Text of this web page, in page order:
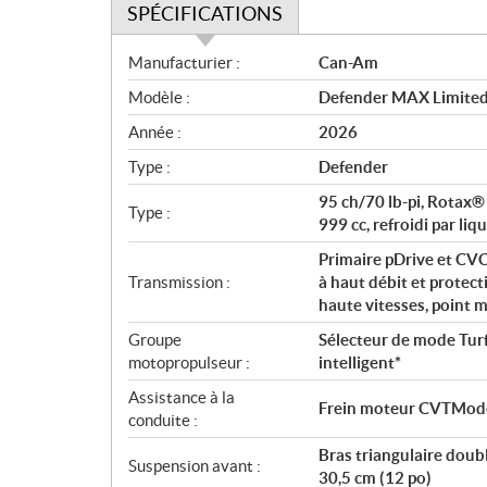
SPÉCIFICATIONS
S
p
é
c
i
f
i
t
o
n
s
Manufacturier :
Can-Am
Modèle :
Defender MAX
Année :
2026
Type :
Defender
Type :
95 ch/70 lb-pi,
999 cc, refroidi par
Transmission :
Primaire pDrive et
à haut débit et
haute vitesses, point
Groupe
motopropulseur :
Sélecteur de mode
intelligent*
Assistance à la
conduite :
Frein moteur
Suspension avant :
Bras triangulaire
30,5 cm (12 po)